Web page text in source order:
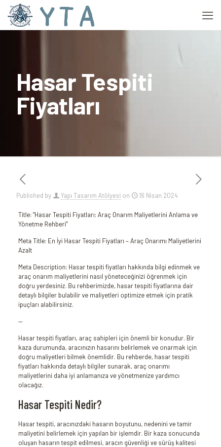
Hasar Tespiti
Fiyatları
Published by Yapı Tasarım Atölyesi on 16 Nisan 2024
Title: "Hasar Tespiti Fiyatları: Araç Onarım Maliyetlerini Anlama ve
Yönetme Rehberi"
Meta Title: En İyi Hasar Tespiti Fiyatları – Araç Onarımı Maliyetlerini
Azalt
Meta Description: Hasar tespiti fiyatları hakkında bilgi edinmek ve
araç onarım maliyetlerini nasıl yöneteceğinizi öğrenmek için
doğru yerdesiniz. Bu rehberimizde, hasar tespiti fiyatlarına dair
detaylı bilgiler bulabilir ve maliyetleri optimize etmek için pratik
ipuçları alabilirsiniz.
—
Hasar tespiti fiyatları, araç sahipleri için önemli bir konudur. Bir
kaza durumunda, aracınızın hasarını belirlemek ve onarmak için
doğru maliyetleri bilmek önemlidir. Bu rehberde, hasar tespiti
fiyatları hakkında detaylı bilgiler sunarak, araç onarımı
maliyetlerini daha iyi anlamanıza ve yönetmenize yardımcı
olacağız.
Hasar Tespiti Nedir?
Hasar tespiti, aracınızdaki hasarın boyutunu, nedenini ve tamir
maliyetini belirlemek için yapılan bir işlemdir. Bir kaza sonucunda
oluşan hasarın tespit edilmesi, aracın güvenliği ve sürüş kalitesi